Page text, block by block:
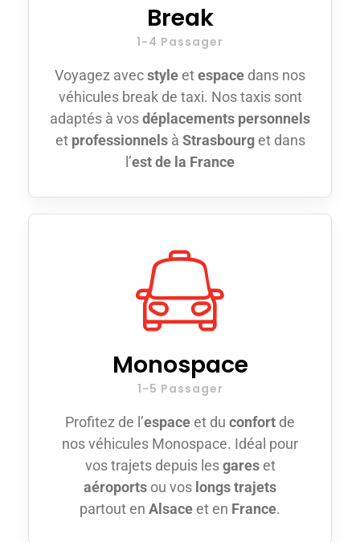
Break
1-4 Passager
Voyagez avecstyleetespace dans nos
véhicules break de taxi. Nos taxis sont
adaptés à vosdéplacements personnels
et professionnels à Strasbourget dans
l’est de la France
Monospace
1-5 Passager
Profitez de l’espaceet du confort de
nos véhicules Monospace. Idéal pour
vos trajets depuis lesgareset
aéroports ou vos longs trajets
partout en Alsaceet en France.